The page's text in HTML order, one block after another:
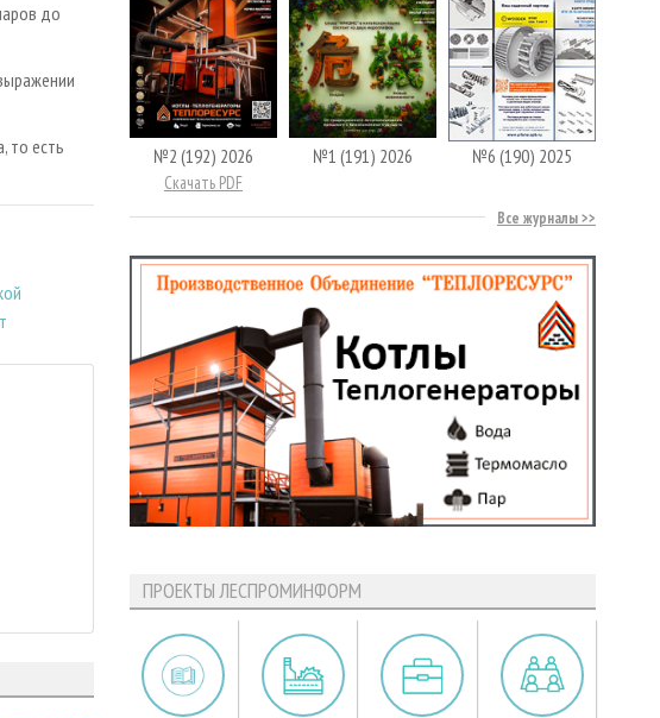
до
то есть
№2 (192) 2026
Скачать PDF
№1 (191) 2026 №6 (190) 2025
Все журналы
ПРОЕКТЫ ЛЕСПРОМИНФОРМ